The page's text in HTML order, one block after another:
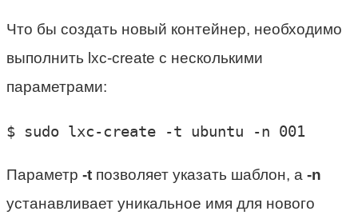
Что бы создать новый контейнер, необходимо
выполнить lxc-create с несколькими
параметрами:
$ sudo lxc-create -t ubuntu -n 001
Параметр -t позволяет указать шаблон, а -n
устанавливает уникальное имя для нового